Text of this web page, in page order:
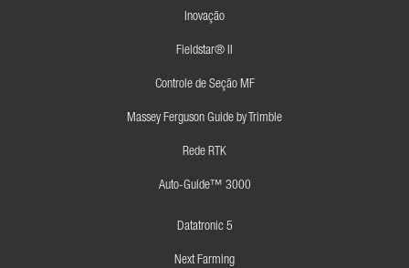
Inovação
Fieldstar® II
Controle de Seção MF
Massey Ferguson Guide by Trimble
Rede RTK
Auto-Guide™ 3000
Datatronic 5
Next Farming